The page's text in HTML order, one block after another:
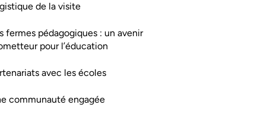
de la visite
fermes pédagogiques : un avenir
pour l’éducation
avec les écoles
communauté engagée